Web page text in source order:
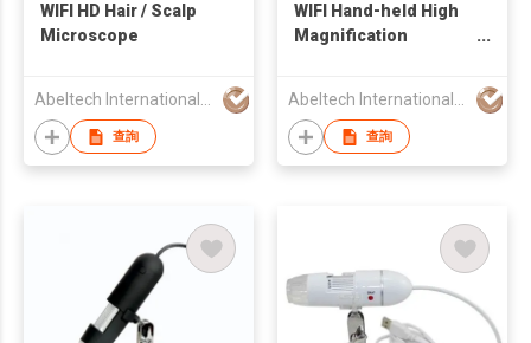
WIFI HD Hair / Scalp
Microscope
Abeltech International Co., Ltd.
查詢
WIFI Hand-held High
Magnification
Abeltech International Co., Ltd.
查詢